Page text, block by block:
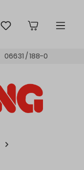
06631 / 188-0